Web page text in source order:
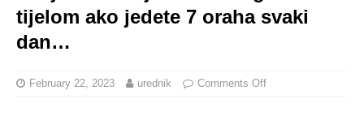
tijelom ako jedete 7 oraha svaki
dan…
February 22, 2023 urednik Comments Off